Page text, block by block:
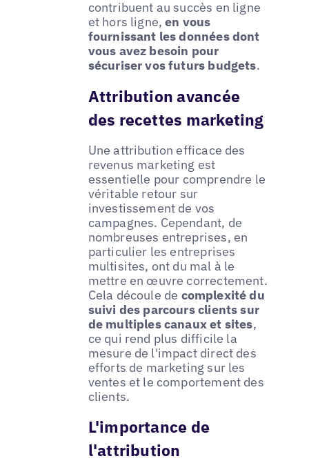
contribuent au succès en ligne
et hors ligne,en vous
fournissant les données dont
vous avez besoin pour
sécuriser vos futurs budgets.
Attribution avancée
des recettes marketing
Une attribution efficace des
revenus marketing est
essentielle pour comprendre le
véritable retour sur
investissement de vos
campagnes. Cependant, de
nombreuses entreprises, en
particulier les entreprises
multisites, ont du mal à le
mettre en œuvre correctement.
Cela découle de complexité du
suivi des parcours clients sur
de multiples canaux et sites,
ce qui rend plus difficile la
mesure de l'impact direct des
efforts de marketing sur les
ventes et le comportement des
clients.
L'importance de
l'attribution